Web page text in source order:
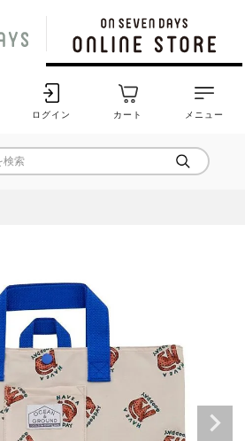
ログイン カート メニュー